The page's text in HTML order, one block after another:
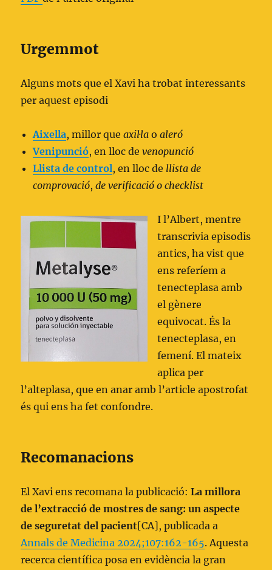
Urgemmot
Alguns mots que el Xavi ha trobat interessants
per aquest episodi
Aixella, millor queaxil·la oaleró
Venipunció, en lloc devenopunció
Llista de control, en lloc de llista de
comprovació,de verificació o checklist
I l’Albert, mentre
transcrivia episodis
antics, ha vist que
ens referíem a
tenecteplasa amb
el gènere
equivocat. És la
tenecteplasa, en
femení. El mateix
aplica per
l’alteplasa, que en anar amb l’article apostrofat
és qui ens ha fet confondre.
Recomanacions
El Xavi ens recomana la publicació:La millora
de l’extracció de mostres de sang: un aspecte
de seguretat del pacient[CA], publicada a
Annals de Medicina 2024;107:162-165. Aquesta
recerca científica posa en evidència la gran